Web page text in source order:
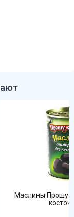
Маслины Прошу к